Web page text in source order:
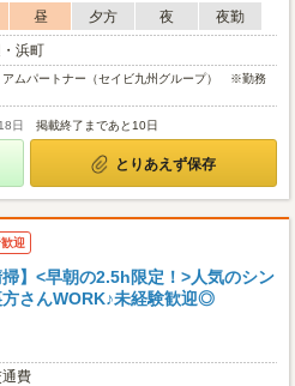
昼 夕方 夜
夜勤
浜町
アムパートナー（セイビ九州グループ） ※勤務
日 掲載終了まであと10日
とりあえず保存
迎
掃】<早朝の2.5h限定！>人気のシン
方さんWORK♪未経験歓迎◎
費